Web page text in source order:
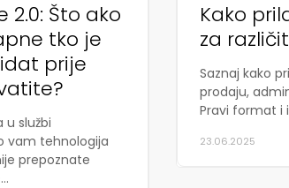
2.0: Što ako
tko je
prije
službi
vam tehnologija
prepoznate
Kako
za
Saznaj kako
prodaju,
Pravi format i
23.06.2025